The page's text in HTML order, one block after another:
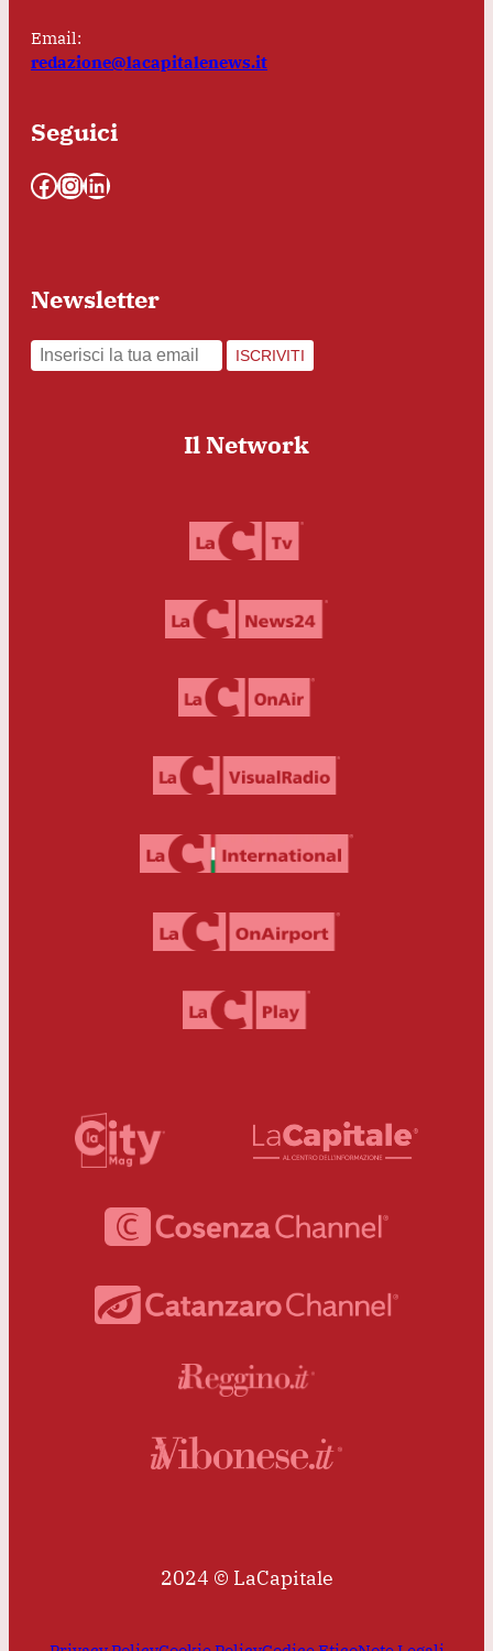
Email:
redazione@lacapitalenews.it
Seguici
Facebook InstagramLinkedIn
Newsletter
ISCRIVITI
Il Network
2024 © LaCapitale